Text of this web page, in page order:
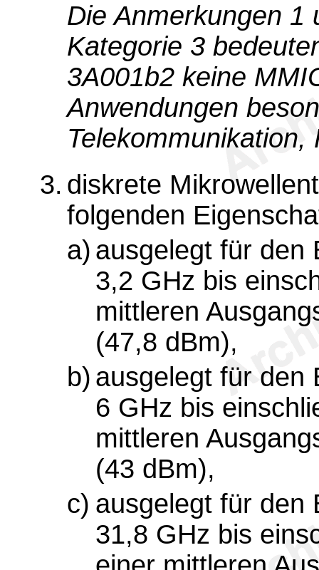
Die Anmerkungen 1
Kategorie 3
3A001b2 keine
Anwendungen
3. diskrete
folgenden
a) ausgelegt für den
3,2 GHz bis
mittleren
(47,8 dBm),
b) ausgelegt für den
6 GHz bis
mittleren
(43 dBm),
c) ausgelegt für den
31,8 GHz bis